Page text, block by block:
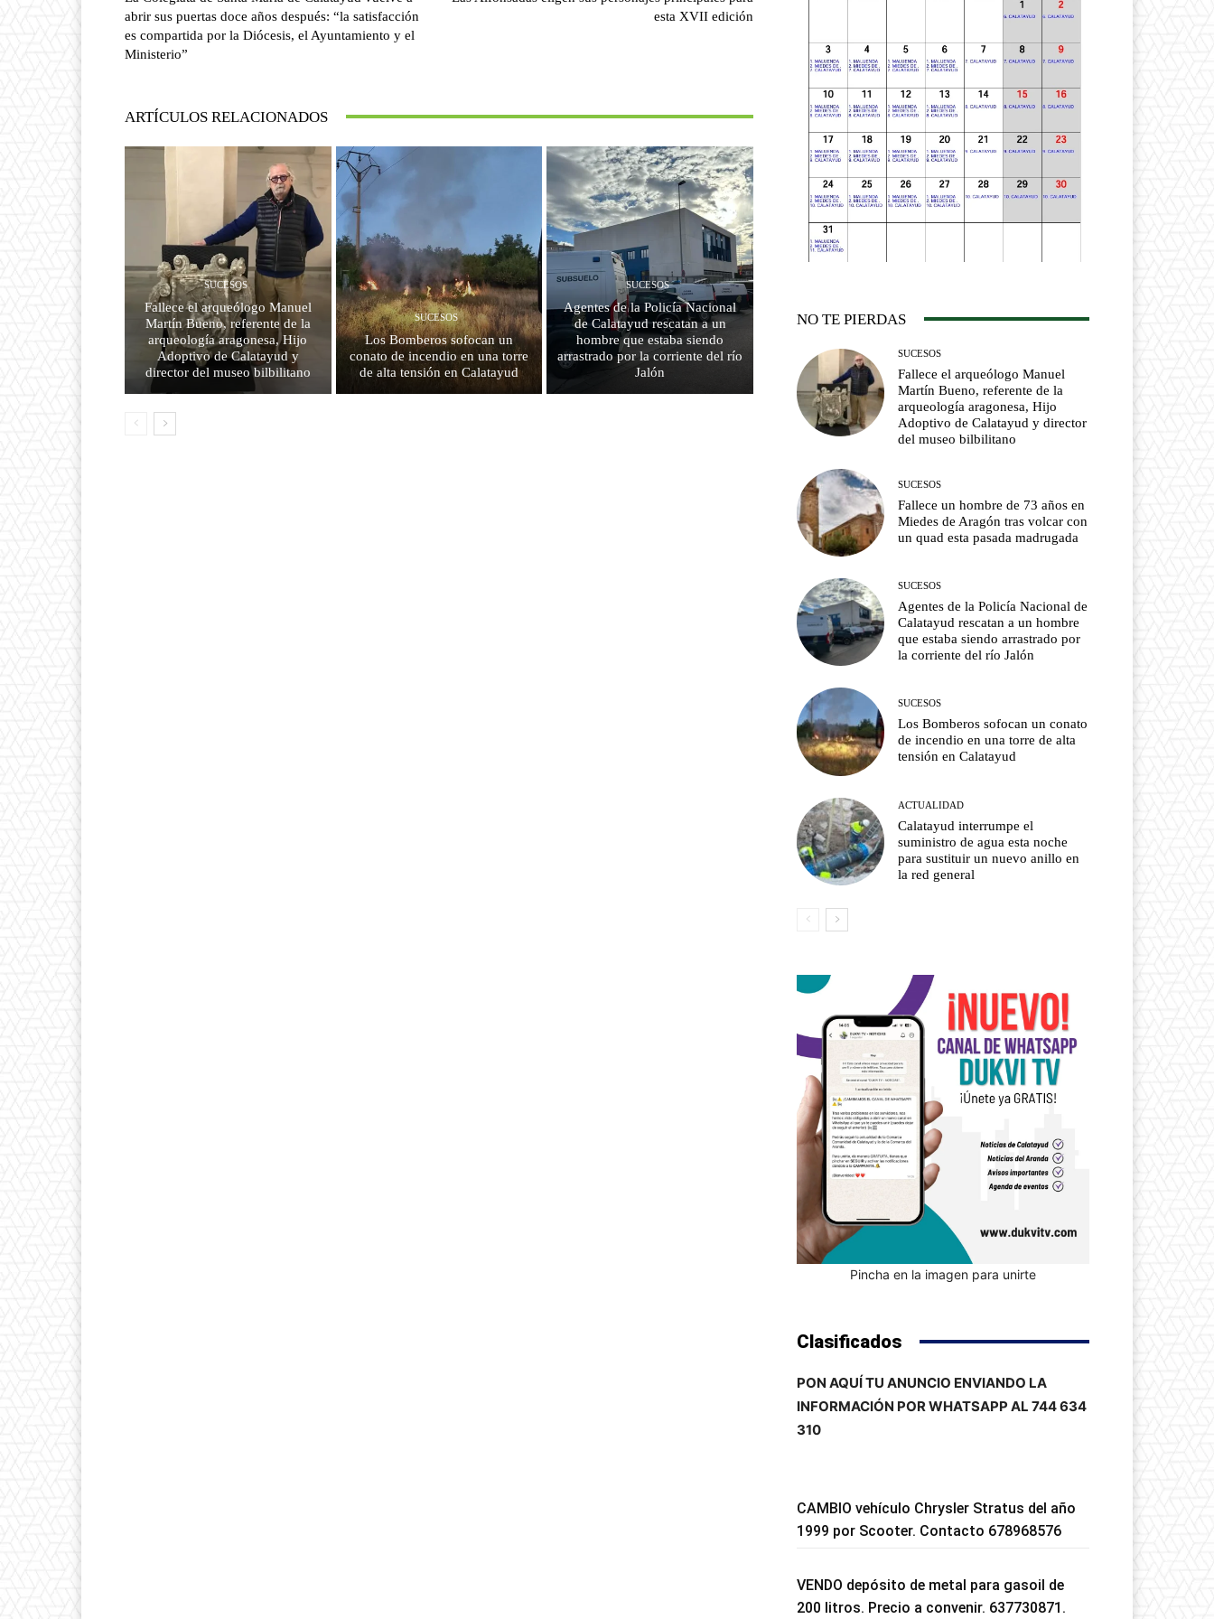
abrir sus puertas doce años después: “la satisfacción
es compartida por la Diócesis, el Ayuntamiento y el
Ministerio”
esta XVII edición
ARTÍCULOS RELACIONADOS
SUCESOS
Fallece el arqueólogo Manuel
Martín Bueno, referente de la
arqueología aragonesa, Hijo
Adoptivo de Calatayud y
director del museo bilbilitano
SUCESOS
Los Bomberos sofocan un
conato de incendio en una torre
de alta tensión en Calatayud
SUCESOS
Agentes de la Policía Nacional
de Calatayud rescatan a un
hombre que estaba siendo
arrastrado por la corriente del río
Jalón
NO TE PIERDAS
SUCESOS
Fallece el arqueólogo Manuel
Martín Bueno, referente de la
arqueología aragonesa, Hijo
Adoptivo de Calatayud y director
del museo bilbilitano
SUCESOS
Fallece un hombre de 73 años en
Miedes de Aragón tras volcar con
un quad esta pasada madrugada
SUCESOS
Agentes de la Policía Nacional de
Calatayud rescatan a un hombre
que estaba siendo arrastrado por
la corriente del río Jalón
SUCESOS
Los Bomberos sofocan un conato
de incendio en una torre de alta
tensión en Calatayud
ACTUALIDAD
Calatayud interrumpe el
suministro de agua esta noche
para sustituir un nuevo anillo en
la red general
Pincha en la imagen para unirte
Clasificados
PON AQUÍ TU ANUNCIO ENVIANDO LA
INFORMACIÓN POR WHATSAPP AL 744 634
310
CAMBIO vehículo Chrysler Stratus del año
1999 por Scooter. Contacto 678968576
VENDO depósito de metal para gasoil de
200 litros. Precio a convenir. 637730871.